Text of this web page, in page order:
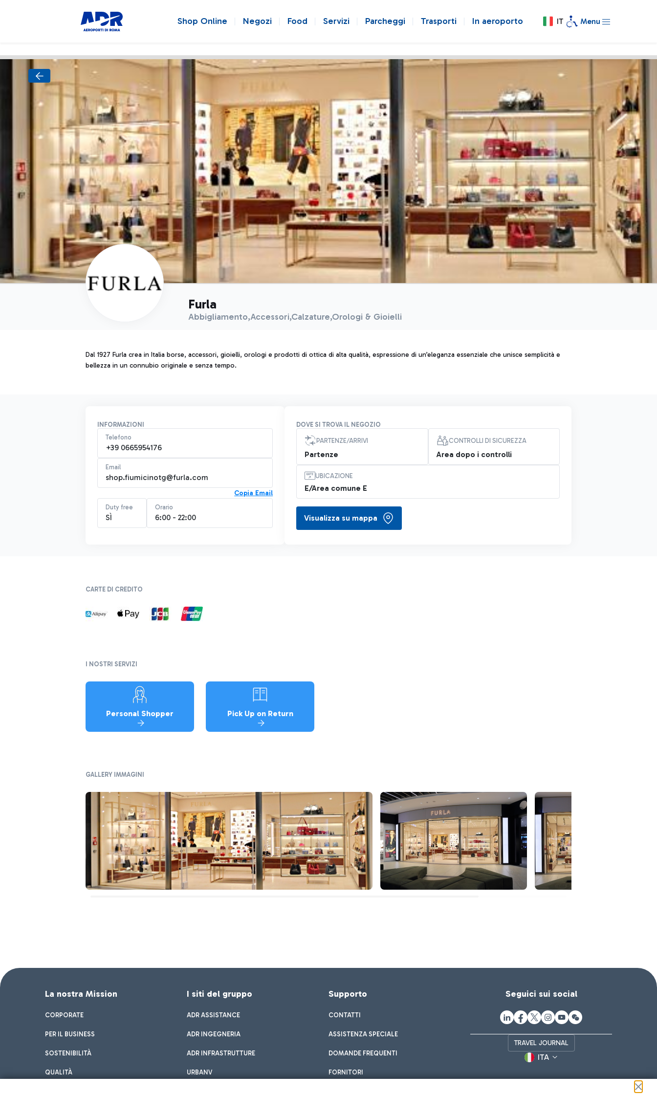
Shop Online Negozi Food Servizi Parcheggi Trasporti In aeroporto IT Menu
Furla
Abbigliamento,Accessori,Calzature,Orologi & Gioielli
Dal 1927 Furla crea in Italia borse, accessori, gioielli, orologi e prodotti di ottica di alta qualità, espressione di un’eleganza essenziale che unisce semplicità e
bellezza in un connubio originale e senza tempo.
INFORMAZIONI
Telefono
+39 0665954176
Email
shop.fiumicinotg@furla.com
Copia Email
Duty free
SÌ
Orario
6:00 - 22:00
DOVE SI TROVA IL NEGOZIO
PARTENZE/ARRIVI
Partenze
CONTROLLI DI SICUREZZA
Area dopo i controlli
UBICAZIONE
E/Area comune E
Visualizza su mappa
CARTE DI CREDITO
I NOSTRI SERVIZI
Personal Shopper Pick Up on Return
GALLERY IMMAGINI
La nostra Mission
CORPORATE
PER IL BUSINESS
SOSTENIBILITÀ
QUALITÀ
I siti del gruppo
ADR ASSISTANCE
ADR INGEGNERIA
ADR INFRASTRUTTURE
URBANV
Supporto
CONTATTI
ASSISTENZA SPECIALE
DOMANDE FREQUENTI
FORNITORI
Seguici sui social
TRAVEL JOURNAL
ITA